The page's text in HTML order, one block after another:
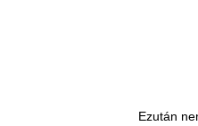
Ezután